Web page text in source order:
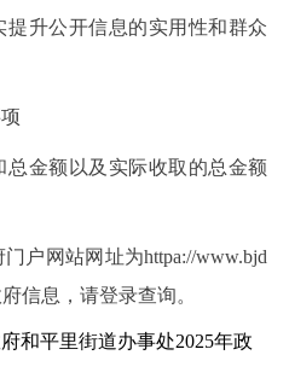
升公开信息的实用性和群众
金额以及实际收取的总金额
网站网址为httpa://www.bjd
信息，请登录查询。
和平里街道办事处2025年政